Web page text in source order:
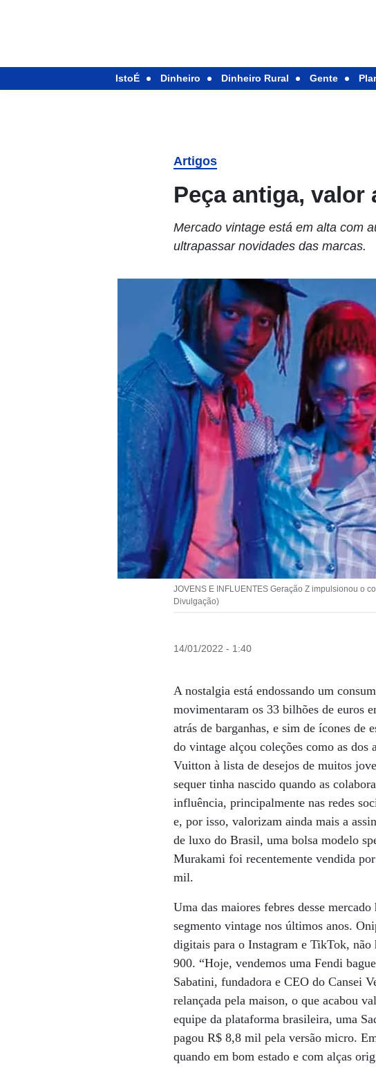
IstoÉ Dinheiro Dinheiro Rural Gente
Artigos
Peça antiga, valor
Mercado vintage está em alta com
ultrapassar novidades das marcas.
JOVENS E INFLUENTES Geração Z impulsionou o
Divulgação)
14/01/2022 - 1:40
A nostalgia está endossando um
movimentaram os 33 bilhões de euros
atrás de barganhas, e sim de ícones de
do vintage alçou coleções como as
Vuitton à lista de desejos de muitos
sequer tinha nascido quando as
influência, principalmente nas redes
e, por isso, valorizam ainda mais a
de luxo do Brasil, uma bolsa modelo
Murakami foi recentemente vendida
mil.
Uma das maiores febres desse
segmento vintage nos últimos anos.
digitais para o Instagram e TikTok, não
900. “Hoje, vendemos uma Fendi
Sabatini, fundadora e CEO do Cansei
relançada pela maison, o que acabou
equipe da plataforma brasileira, uma
pagou R$ 8,8 mil pela versão micro.
quando em bom estado e com alças